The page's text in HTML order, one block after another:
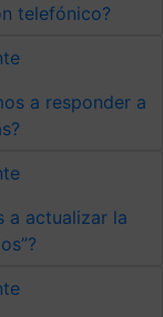
telefónico?
a responder a
a actualizar la